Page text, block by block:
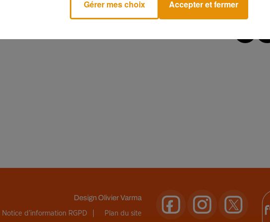
DesignOlivier Varma
Notice d’information RGPD Plan du site
Gérer mes choix Accepter et fermer